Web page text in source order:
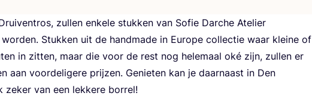
zul­len enke­le stuk­ken van Sofie Dar­che Ate­lier
Stuk­ken uit de hand­ma­de in Euro­pe col­lec­tie waar klei­ne of
in zit­ten, maar die voor de rest nog hele­maal oké zijn, zul­len er
aan voor­de­li­ge­re prij­zen. Genie­ten kan je daar­naast in Den
zeker van een lek­ke­re borrel!